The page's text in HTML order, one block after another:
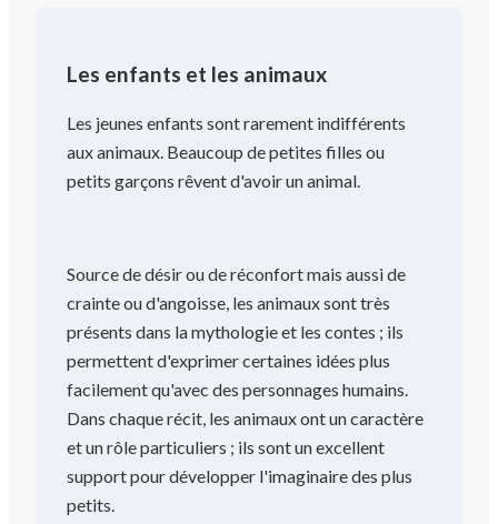
Les enfants et les animaux
Les jeunes enfants sont rarement indifférents
aux animaux. Beaucoup de petites filles ou
petits garçons rêvent d'avoir un animal.
Source de désir ou de réconfort mais aussi de
crainte ou d'angoisse, les animaux sont très
présents dans la mythologie et les contes ; ils
permettent d'exprimer certaines idées plus
facilement qu'avec des personnages humains.
Dans chaque récit, les animaux ont un caractère
et un rôle particuliers ; ils sont un excellent
support pour développer l'imaginaire des plus
petits.